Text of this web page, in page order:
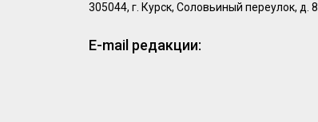
305044, г. Курск, Соловьиный переулок, д. 8
E-mail редакции: